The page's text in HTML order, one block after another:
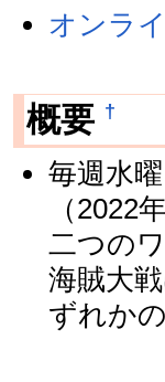
オンラ
概要 †
毎週水
（2022
二つの
海賊大
ずれか